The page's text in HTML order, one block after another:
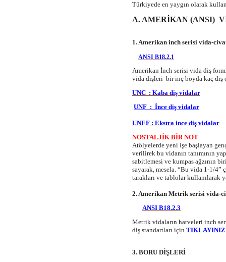
Türkiyede en yaygın olarak
A. AMERİKAN (ANSI)
1. Amerikan inch serisi vida-
ANSI B18.2.1
Amerikan İnch serisi vida diş
vida dişleri bir inç boyda kaç diş
UNC : Kaba diş vidalar
UNF : İnce diş vidalar
UNEF : Ekstra ince diş vidalar
NOSTALJİK BİR NOT.
Atölyelerde yeni işe başlayan
verilirek bu vidanın tanımının
sabitlemesi ve kumpas ağzının
sayarak, mesela. “Bu vida 1-1/4”
tarakları ve tablolar kullanılarak
2. Amerikan Metrik serisi
ANSI B18.2.3
Metrik vidaların hatveleri inch
diş standartları için TIKLAYINIZ
3. BORU DİŞLERİ